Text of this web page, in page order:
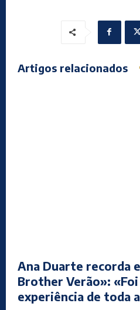
Artigos relacionados
Ana Duarte recorda
Brother Verão»:
experiência de toda